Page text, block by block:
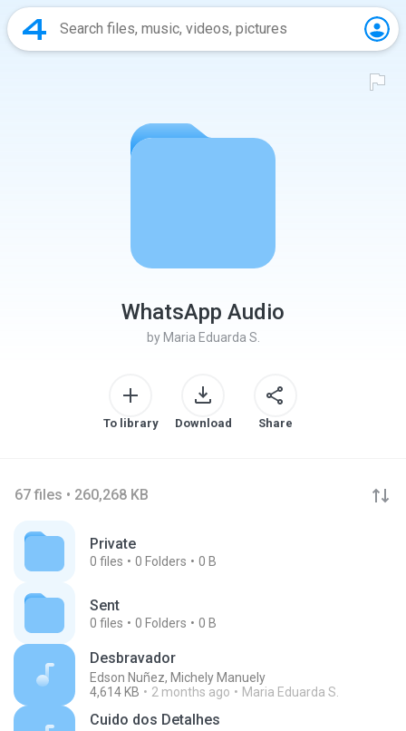
WhatsApp Audio
by Maria Eduarda S.
To library Download Share
67 files • 260,268 KB
Private
0 files 0 Folders 0 B
Sent
0 files 0 Folders 0 B
Desbravador
Edson Nuñez, Michely Manuely
4,614 KB
2 months ago Maria Eduarda S.
Cuido dos Detalhes